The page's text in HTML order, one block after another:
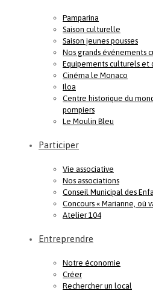
Pamparina
Saison culturelle
Saison jeunes pousses
Nos grands événements
Equipements culturels et
Cinéma le Monaco
Iloa
Centre historique du
pompiers
Le Moulin Bleu
Participer
Vie associative
Nos associations
Conseil Municipal des
Concours « Marianne, où
Atelier 104
Entreprendre
Notre économie
Créer
Rechercher un local